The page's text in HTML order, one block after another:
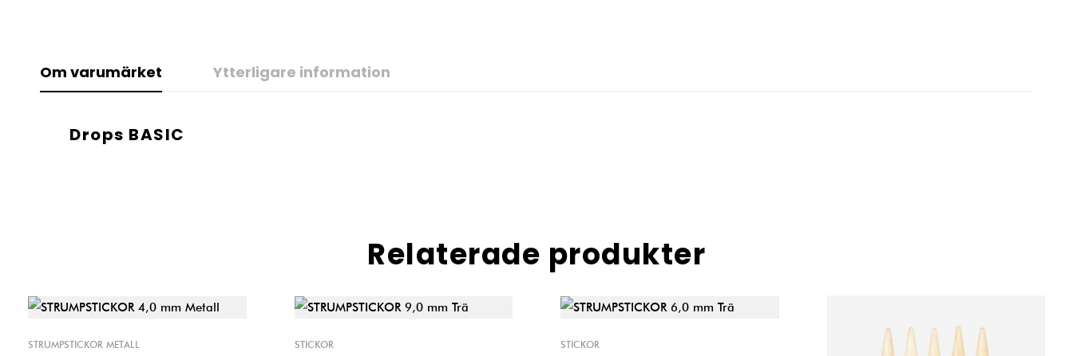
Om varumärket Ytterligare information
Drops BASIC
Relaterade produkter
STRUMPSTICKOR METALL STICKOR STICKOR